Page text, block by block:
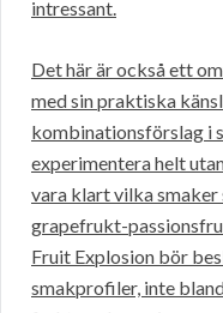
intressant.
Det här är också ett
med sin praktiska
kombinationsförslag i
experimentera helt
vara klart vilka
grapefrukt-
Fruit Explosion bör
smakprofiler, inte